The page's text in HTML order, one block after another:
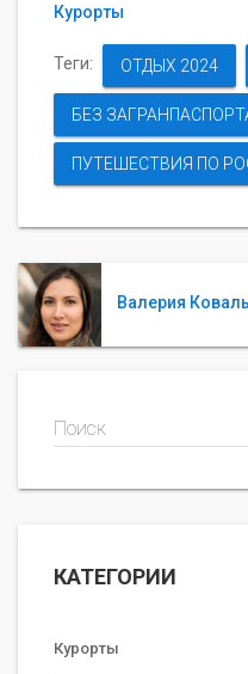
Курорты
Теги: ОТДЫХ 2024
БЕЗ
ПУТЕШЕСТВИЯ ПО
Валерия
Поиск
КАТЕГОРИИ
Курорты